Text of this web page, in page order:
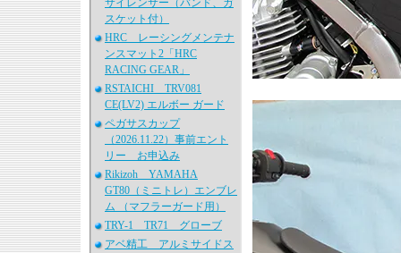
サイレンサー（バンド、ガ
スケット付）
HRC レーシングメンテナ
ンスマット2「HRC
RACING GEAR」
RSTAICHI TRV081
CE(LV2) エルボー ガード
ペガサスカップ
（2026.11.22）事前エント
リー お申込み
Rikizoh YAMAHA
GT80（ミニトレ）エンブレ
ム （マフラーガード用）
TRY-1 TR71 グローブ
アベ精工 アルミサイドス